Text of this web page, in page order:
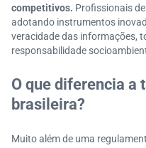
competitivos. Profissionais
adotando instrumentos
veracidade das informações,
responsabilidade
O que diferencia a
brasileira?
Muito além de uma